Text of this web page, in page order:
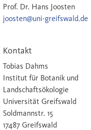
Prof. Dr. Hans Joosten
joosten@uni-greifswald.de
Kontakt
Tobias Dahms
Institut für Botanik und
Land­schaftsökologie
Universität Greifswald
Soldmannstr. 15
17487 Greifswald